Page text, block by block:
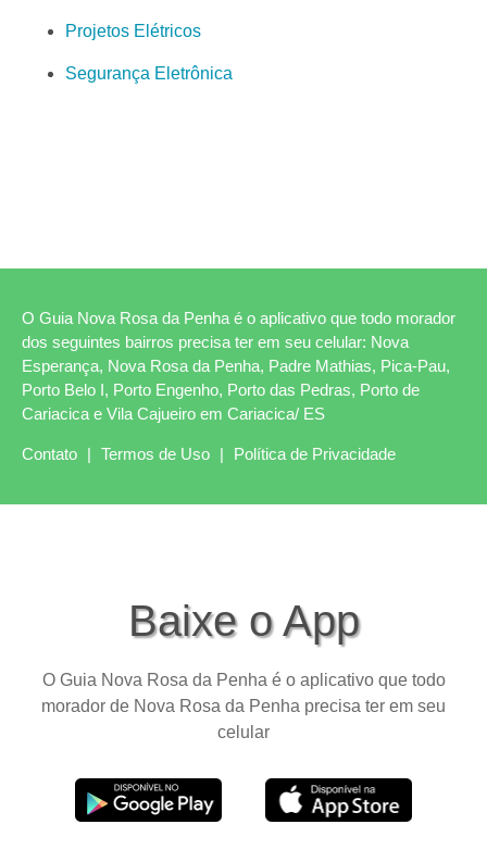
Projetos Elétricos
Segurança Eletrônica
O Guia Nova Rosa da Penha é o aplicativo que todo morador
dos seguintes bairros precisa ter em seu celular: Nova
Esperança, Nova Rosa da Penha, Padre Mathias, Pica-Pau,
Porto Belo I, Porto Engenho, Porto das Pedras, Porto de
Cariacica e Vila Cajueiro em Cariacica/ ES
Contato | Termos de Uso | Política de Privacidade
Baixe o App
O Guia Nova Rosa da Penha é o aplicativo que todo
morador de Nova Rosa da Penha precisa ter em seu
celular